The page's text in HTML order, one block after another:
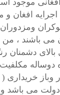
موجود
افغان و
می باشند ، من
بالای دشمنان
دوساله
خریداری (
می باشد و